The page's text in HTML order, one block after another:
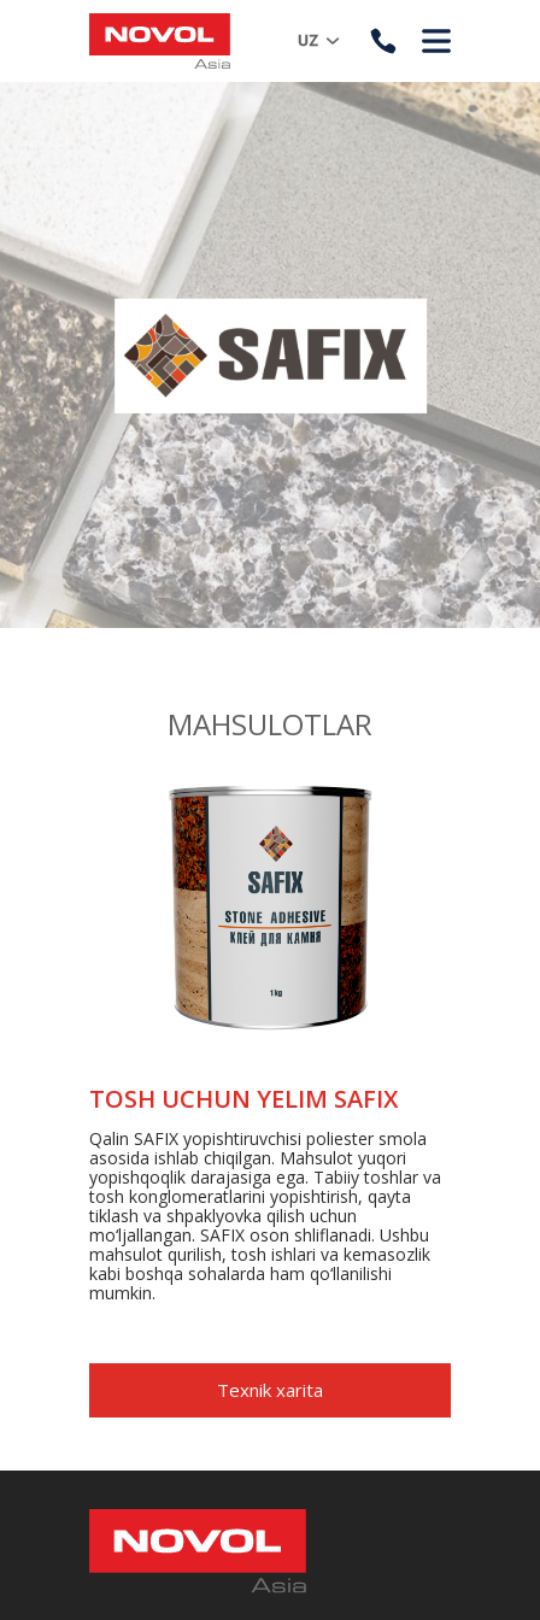
MAHSULOTLAR
TOSH UCHUN YELIM SAFIX
Qalin SAFIX yopishtiruvchisi poliester smola
asosida ishlab chiqilgan. Mahsulot yuqori
yopishqoqlik darajasiga ega. Tabiiy toshlar va
tosh konglomeratlarini yopishtirish, qayta
tiklash va shpaklyovka qilish uchun
mo‘ljallangan. SAFIX oson shliflanadi. Ushbu
mahsulot qurilish, tosh ishlari va kemasozlik
kabi boshqa sohalarda ham qo‘llanilishi
mumkin.
Texnik xarita